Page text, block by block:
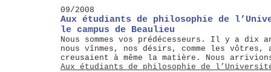
09/2008
Aux étudiants de philosophie de
le campus de Beaulieu
Nous sommes vos prédécesseurs. Il y a
nous vînmes, nos désirs, comme les
creusaient à même la matière. Nous
Aux étudiants de philosophie de